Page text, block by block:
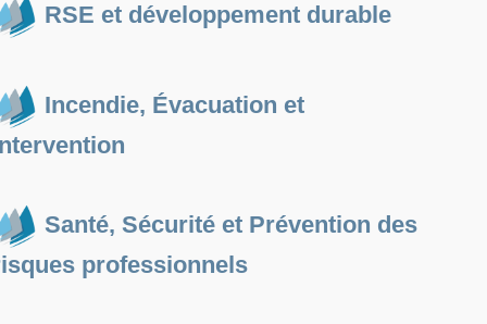
RSE et développement durable
Incendie, Évacuation et
Santé, Sécurité et Prévention des
professionnels